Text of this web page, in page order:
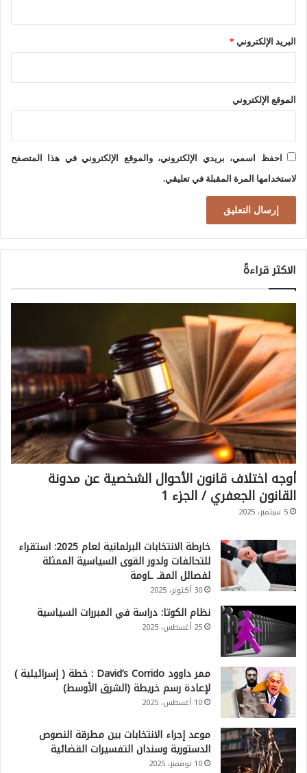
ل
ن
م
ي
ة
أ
و
ت
ث
ي
ر
ا
ت
ا
ي
ا
ه
ع
ل
ا
ن
ظ
م
ا
د
و
ل
ي
و
ا
ل
ظ
ل
ب
ا
البريد الإلكتروني *
الموقع الإلكتروني
احفظ اسمي، بريدي الإلكتروني، والموقع الإلكتروني في هذا المتصفح
لاستخدامها المرة المقبلة في تعليقي.
الاكثر قراءةً
أوجه اختلاف قانون الأحوال الشخصية عن مدونة
القانون الجعفري / الجزء 1
5 سبتمبر، 2025
خارطة الانتخابات البرلمانية لعام 2025: استقراء
للتحالفات ولدور القوى السياسية الممثلة
لفصائل المقـ ـاومة
30 أكتوبر، 2025
نظام الكوتا: دراسة في المبررات السياسية
25 أغسطس، 2025
ممر داوود David’s Corrido : خطة ( إسرائيلية )
لإعادة رسم خريطة (الشرق الأوسط)
10 أغسطس، 2025
موعد إجراء الانتخابات بين مطرقة النصوص
الدستورية وسندان التفسيرات القضائية
10 نوفمبر، 2025